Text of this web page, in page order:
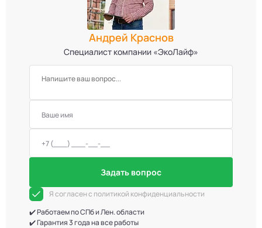
Андрей Краснов
Специалист компании «ЭкоЛайф»
Задать вопрос
Я согласен с политикой конфиденциальности
✔️ Работаем по СПб и Лен. области
✔️ Гарантия 3 года на все работы